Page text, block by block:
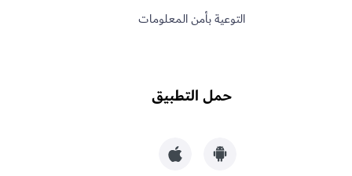
التوعية بأمن المعلومات
حمل التطبيق